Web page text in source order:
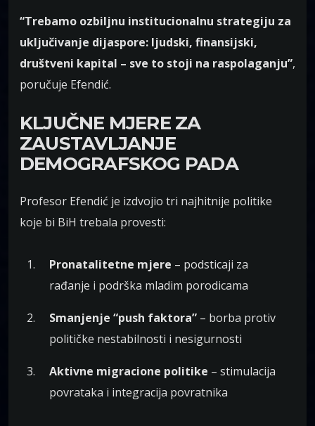
“Trebamo ozbiljnu institucionalnu strategiju za
uključivanje dijaspore: ljudski, finansijski,
društveni kapital – sve to stoji na raspolaganju”,
poručuje Efendić.
KLJUČNE MJERE ZA
ZAUSTAVLJANJE
DEMOGRAFSKOG PADA
Profesor Efendić je izdvojio tri najhitnije politike
koje bi BiH trebala provesti:
Pronatalitetne mjere – podsticaji za
rađanje i podrška mladim porodicama
Smanjenje “push faktora” – borba protiv
političke nestabilnosti i nesigurnosti
Aktivne migracione politike – stimulacija
povrataka i integracija povratnika